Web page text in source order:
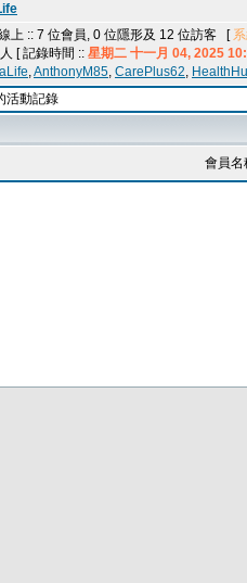
上 :: 7 位會員, 0 位隱形及 12 位訪客 [
人 [ 記錄時間 :: 星期二 十一月 04, 2025
,AnthonyM85, CarePlus62,
活動記錄
會員